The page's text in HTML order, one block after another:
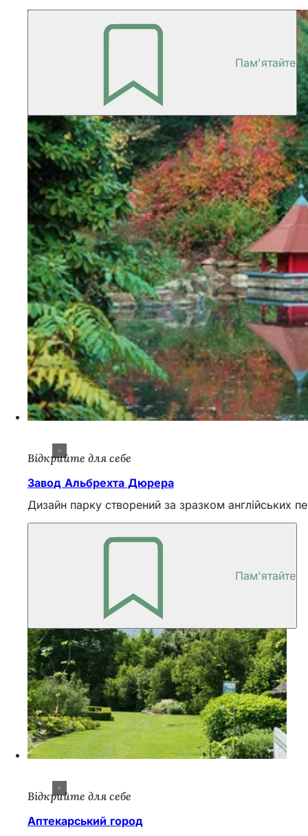
Пам'ятайте
Відкрийте для себе
Завод Альбрехта Дюрера
Дизайн парку створений за зразком англійських
Пам'ятайте
Відкрийте для себе
Аптекарський город